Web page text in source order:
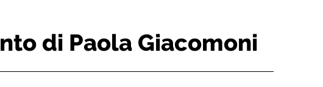
di Paola Giacomoni